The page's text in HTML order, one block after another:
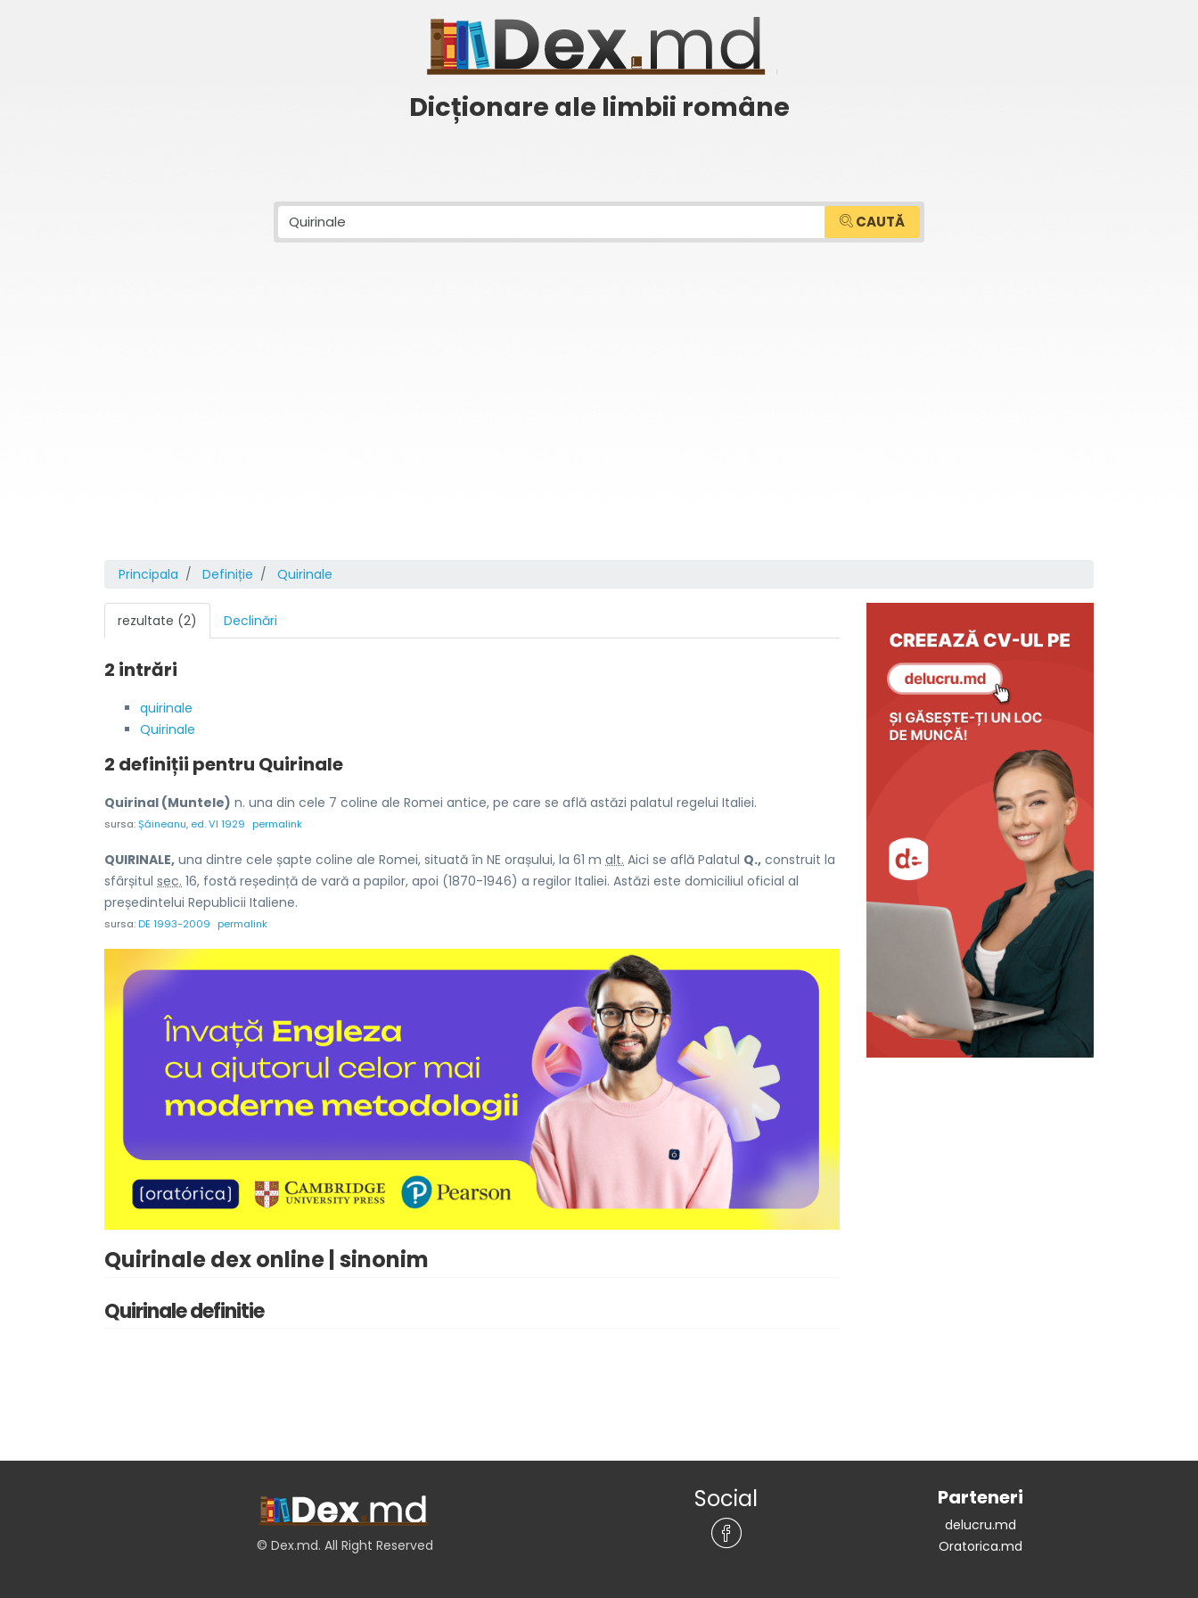
Dicționare ale limbii române
CAUTĂ
Principala Definiție Quirinale
rezultate (2) Declinări
2 intrări
quirinale
Quirinale
2 definiții pentru Quirinale
Quirinal (Muntele) n. una din cele 7 coline ale Romei antice, pe care se află astăzi palatul regelui Italiei.
sursa:Șăineanu, ed. VI 1929 permalink
QUIRINALE, una dintre cele șapte coline ale Romei, situată în NE orașului, la 61 m alt. Aici se află Palatul Q., construit la
sfârșitul sec. 16, fostă reședință de vară a papilor, apoi (1870-1946) a regilor Italiei. Astăzi este domiciliul oficial al
președintelui Republicii Italiene.
sursa:DE 1993-2009 permalink
Quirinale dex online | sinonim
Quirinale definitie
© Dex.md. All Right Reserved
Social Parteneri
delucru.md
Oratorica.md